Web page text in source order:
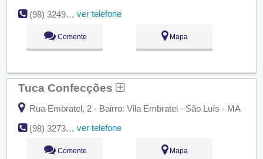
(98) 3249-1643
ver telefone
Comente Mapa
Tuca Confecções
Rua Embratel, 2 - Bairro: Vila Embratel - São Luís - MA
(98) 3273-3120
ver telefone
Comente Mapa